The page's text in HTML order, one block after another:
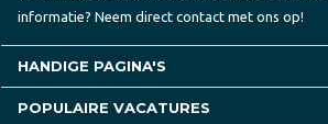
informatie? Neem direct contact met ons op!
HANDIGE PAGINA'S
POPULAIRE VACATURES